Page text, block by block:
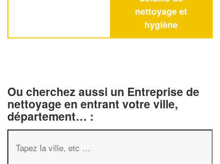
nettoyage et
hygiène
Ou cherchez aussi un Entreprise de
nettoyage en entrant votre ville,
département… :